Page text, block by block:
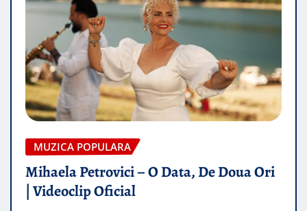
MUZICA POPULARA
Mihaela Petrovici – O Data, De Doua Ori
| Videoclip Oficial